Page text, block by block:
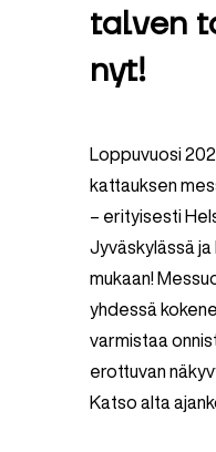
talven
nyt!
Loppuvuosi
kattauksen
– erityisesti
Jyväskylässä
mukaan!
yhdessä
varmistaa
erottuvan
Katso alta